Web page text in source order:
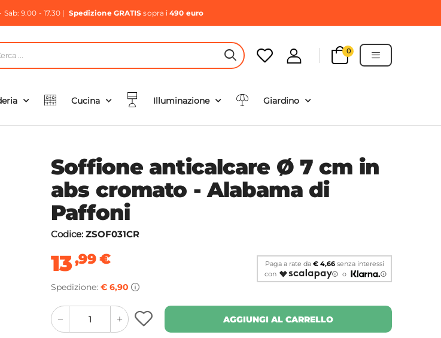
9.00 - 17.30 | Spedizione GRATIS sopra i490 euro
HEADER SEARCH BUTTON
0
Cucina Illuminazione Giardino
Soffione anticalcare Ø 7 cm in
abs cromato - Alabama di
Paffoni
Codice: ZSOF031CR
13,99€
Spedizione: € 6,90
Paga a rate da € 4,66senza interessi
con
o
quantity
button
quantity
minus
button
AGGIUNGI AL CARRELLO